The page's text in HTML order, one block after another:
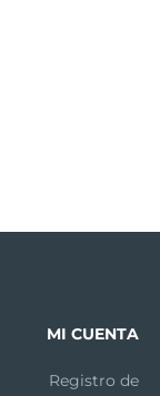
MI CUENTA
Registro de